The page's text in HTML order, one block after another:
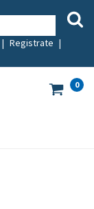
| Registrate |
0